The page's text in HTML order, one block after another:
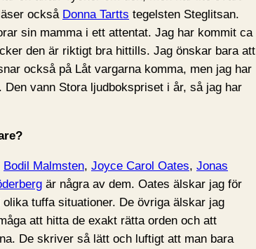
också Donna Tartts tegelsten Steglitsan.
sin mamma i ett attentat. Jag har kommit ca
den är riktigt bra hittills. Jag önskar bara att
också på Låt vargarna komma, men jag har
vann Stora ljudbokspriset i år, så jag har
Bodil Malmsten, Joyce Carol Oates, Jonas
är några av dem. Oates älskar jag för
tuffa situationer. De övriga älskar jag
att hitta de exakt rätta orden och att
De skriver så lätt och luftigt att man bara